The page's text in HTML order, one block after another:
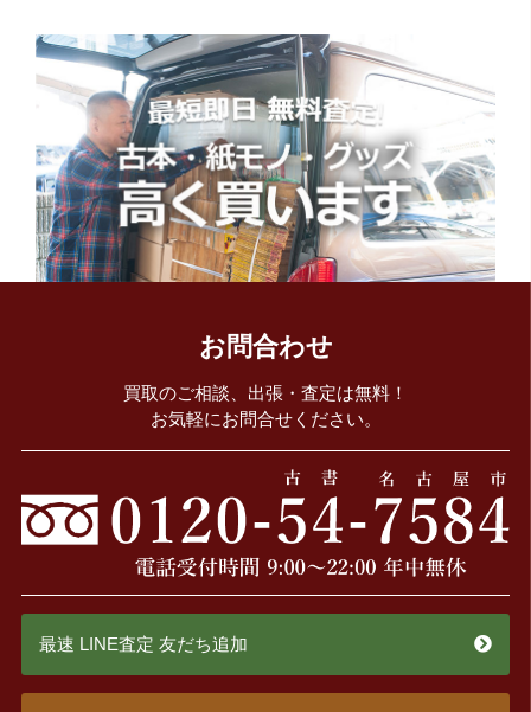
お問合わせ
買取のご相談、出張・査定は無料！
お気軽にお問合せください。
最速 LINE査定 友だち追加